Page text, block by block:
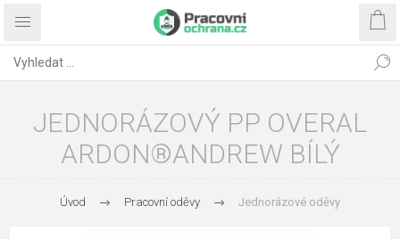
JEDNORÁZOVÝ PP OVERAL
ARDON®ANDREW BÍLÝ
Úvod Pracovní oděvy Jednorázové oděvy